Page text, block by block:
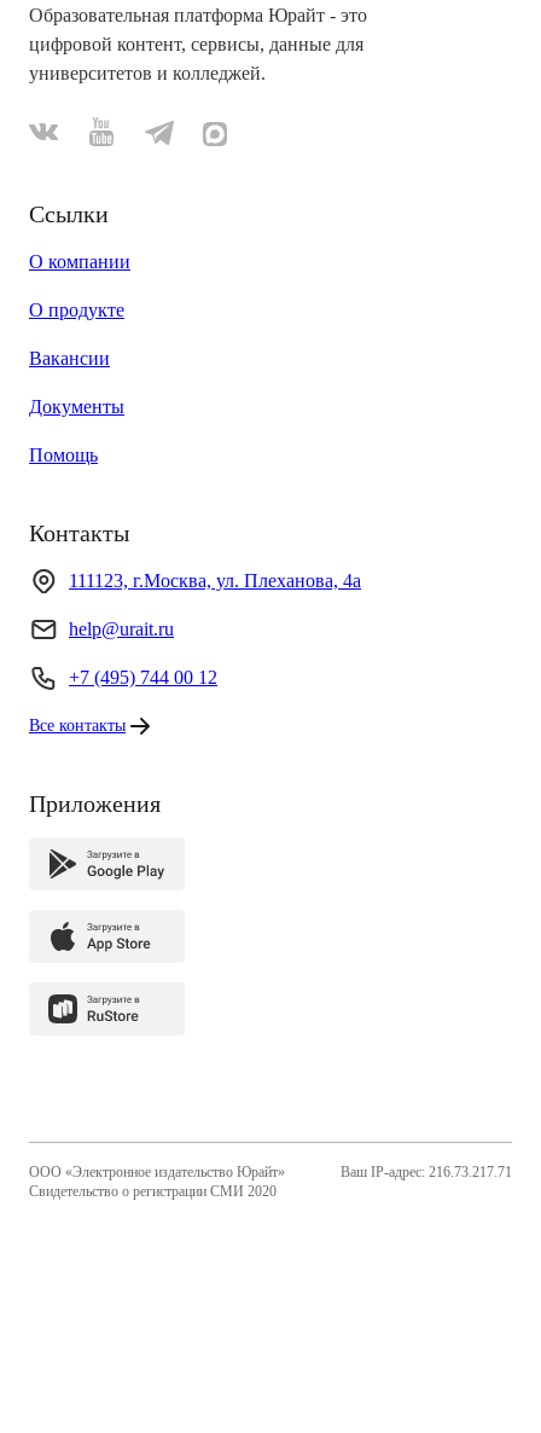
Образовательная платформа Юрайт - это
цифровой контент, сервисы, данные для
университетов и колледжей.
Ссылки
О компании
О продукте
Вакансии
Документы
Помощь
Контакты
111123, г.Москва, ул. Плеханова, 4а
help@urait.ru
+7 (495) 744 00 12
Все контакты
Приложения
ООО «Электронное издательство Юрайт»
Свидетельство о регистрации СМИ 2020
Ваш IP-адрес: 216.73.217.71